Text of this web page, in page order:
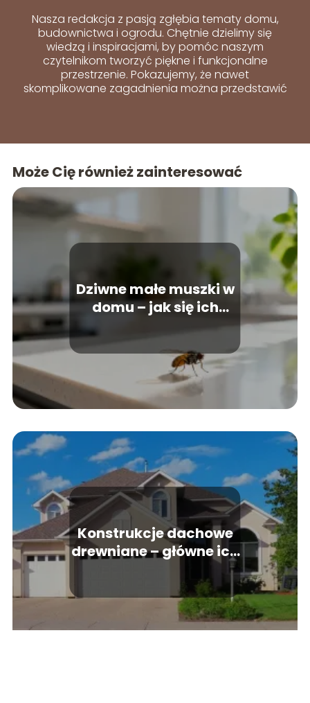
Nasza redakcja z pasją zgłębia tematy domu,
budownictwa i ogrodu. Chętnie dzielimy się
wiedzą i inspiracjami, by pomóc naszym
czytelnikom tworzyć piękne i funkcjonalne
przestrzenie. Pokazujemy, że nawet
skomplikowane zagadnienia można przedstawić
Może Cię również zainteresować
Dziwne małe muszki w
domu – jak się ich
Konstrukcje dachowe
drewniane – główne ich